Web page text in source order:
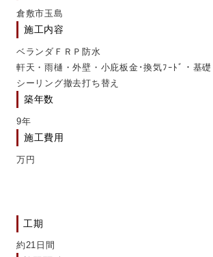
倉敷市玉島
施工内容
ベランダＦＲＰ防水
軒天・雨樋・外壁・ 小庇板金･換気ﾌｰﾄﾞ・基
シーリング撤去打ち替え
築年数
9年
施工費用
万円
工期
約21日間